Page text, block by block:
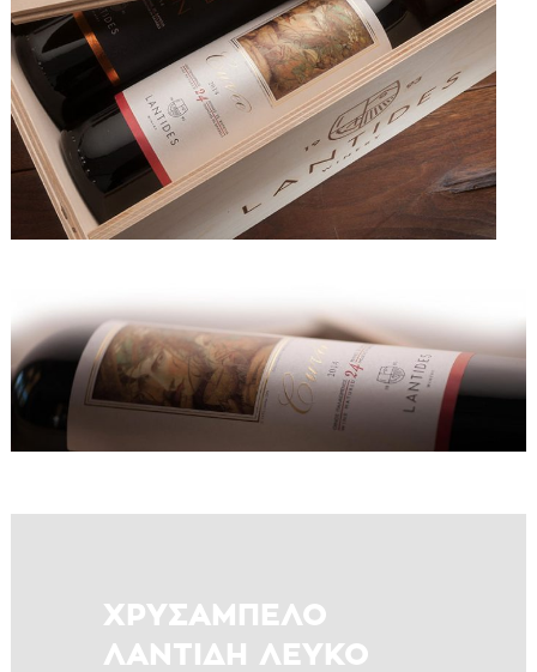
ΧΡΥΣΑΜΠΕΛΟ
ΛΑΝΤΙΔΗ ΛΕΥΚΟ